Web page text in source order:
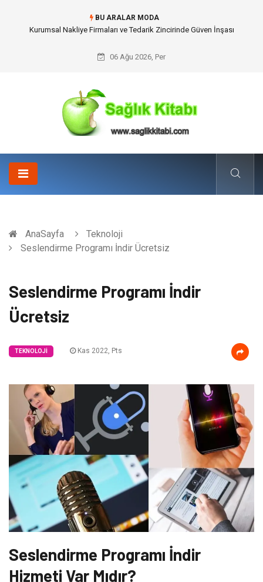
BU ARALAR MODA
Dalaman Kalkan Transfer: Kişiselleştirilmiş Hizmet Ve Uç Nokta Konforu
06 Ağu 2026, Per
AnaSayfa
Teknoloji
Seslendirme Programı İndir Ücretsiz
Seslendirme Programı İndir
Ücretsiz
TEKNOLOJI Kas 2022, Pts
Seslendirme Programı İndir
Hizmeti Var Mıdır?